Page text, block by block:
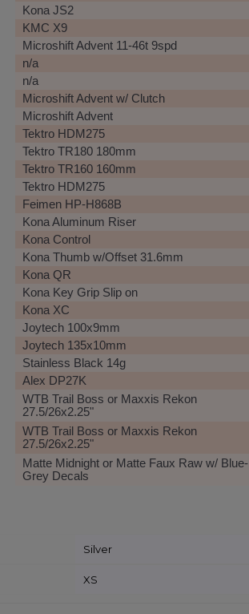
Kona JS2
KMC X9
Microshift Advent 11-46t 9spd
n/a
n/a
Microshift Advent w/ Clutch
Microshift Advent
Tektro HDM275
Tektro TR180 180mm
Tektro TR160 160mm
Tektro HDM275
Feimen HP-H868B
Kona Aluminum Riser
Kona Control
Kona Thumb w/Offset 31.6mm
Kona QR
Kona Key Grip Slip on
Kona XC
Joytech 100x9mm
Joytech 135x10mm
Stainless Black 14g
Alex DP27K
WTB Trail Boss or Maxxis Rekon
27.5/26x2.25"
WTB Trail Boss or Maxxis Rekon
27.5/26x2.25"
Matte Midnight or Matte Faux Raw w/ Blue-
Grey Decals
Silver
XS